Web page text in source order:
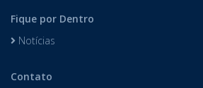
Fique por Dentro
Notícias
Contato